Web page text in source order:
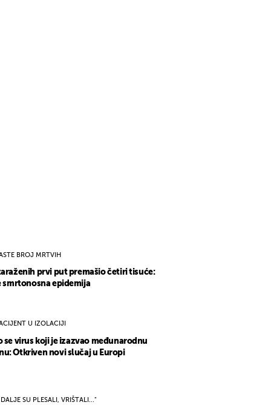
BROJ MRTVIH
prvi put premašio četiri tisuće:
smrtonosna epidemija
U IZOLACIJI
se virus koji je izazvao međunarodnu
Otkriven novi slučaj u Europi
SU PLESALI, VRIŠTALI..."